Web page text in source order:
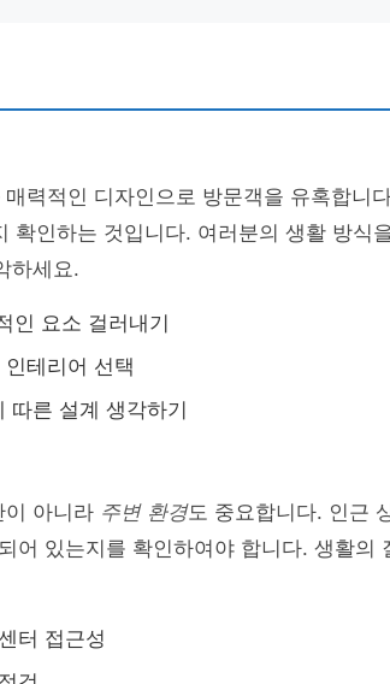
력적인 디자인으로 방문객을 유혹합니
확인하는 것입니다. 여러분의 생활 방식
하세요.
인 요소 걸러내기
테리어 선택
따른 설계 생각하기
이 아니라 주변 환경도 중요합니다. 인근
어 있는지를 확인하여야 합니다. 생활의
터 접근성